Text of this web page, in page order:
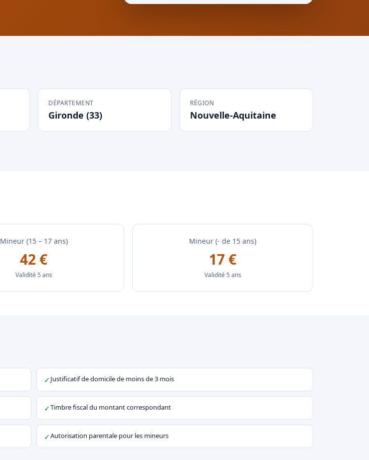
DÉPARTEMENT
Gironde (33)
RÉGION
Nouvelle-Aquitaine
Mineur (15 – 17 ans)
42 €
Validité 5 ans
Mineur (- de 15 ans)
17 €
Validité 5 ans
✓Justificatif de domicile de moins de 3 mois
✓Timbre fiscal du montant correspondant
✓Autorisation parentale pour les mineurs